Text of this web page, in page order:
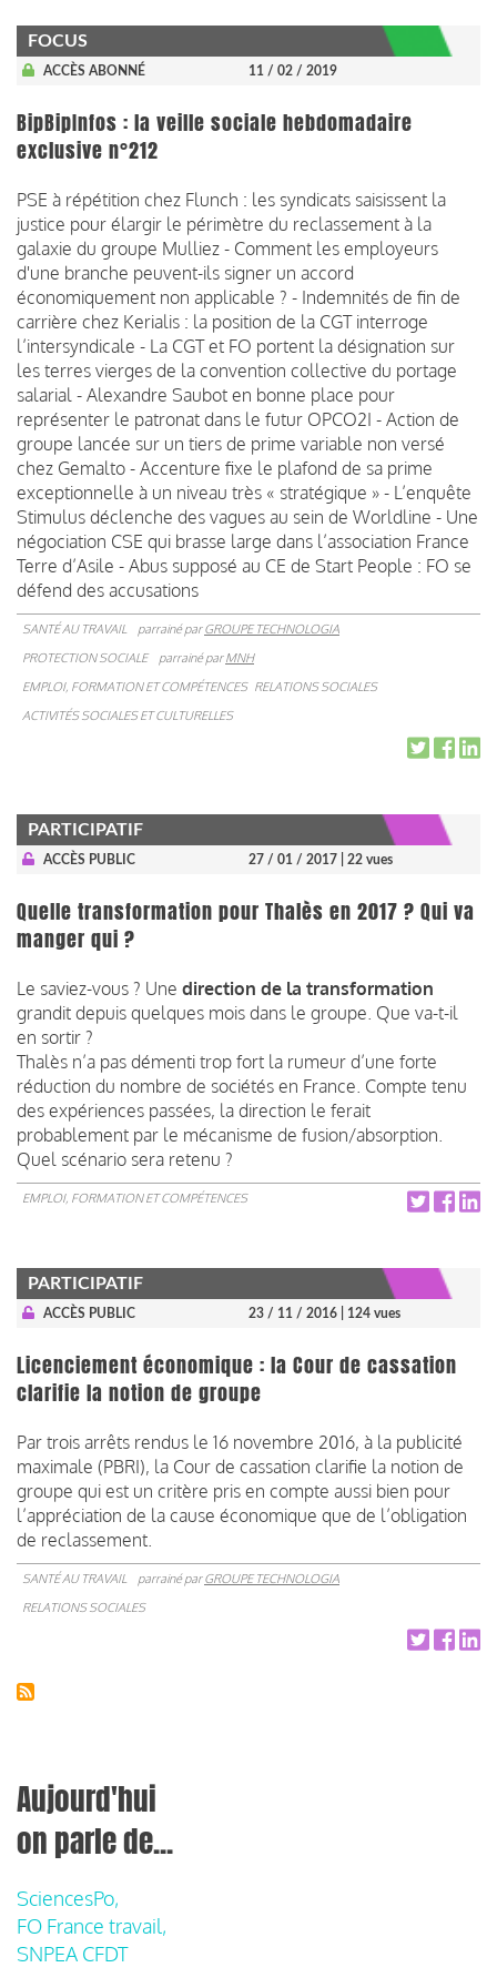
FOCUS
ACCÈS ABONNÉ 11 / 02 / 2019
BipBipInfos : la veille sociale hebdomadaire
exclusive n°212
PSE à répétition chez Flunch : les syndicats saisissent la
justice pour élargir le périmètre du reclassement à la
galaxie du groupe Mulliez - Comment les employeurs
d'une branche peuvent-ils signer un accord
économiquement non applicable ? - Indemnités de fin de
carrière chez Kerialis : la position de la CGT interroge
l’intersyndicale - La CGT et FO portent la désignation sur
les terres vierges de la convention collective du portage
salarial - Alexandre Saubot en bonne place pour
représenter le patronat dans le futur OPCO2I - Action de
groupe lancée sur un tiers de prime variable non versé
chez Gemalto - Accenture fixe le plafond de sa prime
exceptionnelle à un niveau très « stratégique » - L’enquête
Stimulus déclenche des vagues au sein de Worldline - Une
négociation CSE qui brasse large dans l’association France
Terre d’Asile - Abus supposé au CE de Start People : FO se
défend des accusations
SANTÉ AU TRAVAIL parrainé parGROUPE TECHNOLOGIA
PROTECTION SOCIALE
parrainé parMNH
EMPLOI, FORMATION ET COMPÉTENCES RELATIONS SOCIALES
ACTIVITÉS SOCIALES ET CULTURELLES
PARTICIPATIF
ACCÈS PUBLIC 27 / 01 / 2017 | 22 vues
Quelle transformation pour Thalès en 2017 ? Qui va
manger qui ?
Le saviez-vous ? Une direction de la transformation
grandit depuis quelques mois dans le groupe. Que va-t-il
en sortir ?
Thalès n’a pas démenti trop fort la rumeur d’une forte
réduction du nombre de sociétés en France. Compte tenu
des expériences passées, la direction le ferait
probablement par le mécanisme de fusion/absorption.
Quel scénario sera retenu ?
EMPLOI, FORMATION ET COMPÉTENCES
PARTICIPATIF
ACCÈS PUBLIC 23 / 11 / 2016 | 124 vues
Licenciement économique : la Cour de cassation
clarifie la notion de groupe
Par trois arrêts rendus le 16 novembre 2016, à la publicité
maximale (PBRI), la Cour de cassation clarifie la notion de
groupe qui est un critère pris en compte aussi bien pour
l’appréciation de la cause économique que de l’obligation
de reclassement.
SANTÉ AU TRAVAIL parrainé parGROUPE TECHNOLOGIA
RELATIONS SOCIALES
Aujourd'hui
on parle de...
SciencesPo,
FO France travail,
SNPEA CFDT